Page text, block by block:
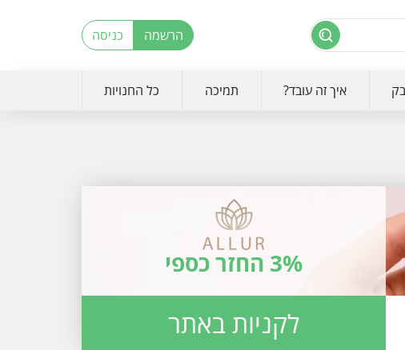
הרשמה כניסה
איך זה עובד? תמיכה כל החנויות
3% החזר כספי
לקניות באתר